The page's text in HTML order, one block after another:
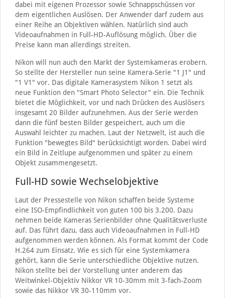
dabei mit eigenen Prozessor sowie Schnappschüssen vor
dem eigentlichen Auslösen. Der Anwender darf zudem aus
einer Reihe an Objektiven wählen. Natürlich sind auch
Videoaufnahmen in Full-HD-Auflösung möglich. Über die
Preise kann man allerdings streiten.
Nikon will nun auch den Markt der Systemkameras erobern.
So stellte der Hersteller nun seine Kamera-Serie "1 J1" und
"1 V1" vor. Das digitale Kamerasystem Nikon 1 setzt als
neue Funktion den "Smart Photo Selector" ein. Die Technik
bietet die Möglichkeit, vor und nach Drücken des Auslösers
insgesamt 20 Bilder aufzunehmen. Aus der Serie werden
dann die fünf besten Bilder gespeichert, auch um die
Auswahl leichter zu machen. Laut der Netzwelt, ist auch die
Funktion "bewegtes Bild" berücksichtigt worden. Dabei wird
ein Bild in Zeitlupe aufgenommen und später zu einem
Objekt zusammengesetzt.
Full-HD sowie Wechselobjektive
Laut der Pressestelle von Nikon schaffen beide Systeme
eine ISO-Empfindlichkeit von guten 100 bis 3.200. Dazu
nehmen beide Kameras Serienbilder ohne Qualitätsverluste
auf. Das führt dazu, dass auch Videoaufnahmen in Full-HD
aufgenommen werden können. Als Format kommt der Code
H.264 zum Einsatz. Wie es sich für eine Systemkamera
gehört, kann die Serie unterschiedliche Objektive nutzen.
Nikon stellte bei der Vorstellung unter anderem das
Weitwinkel-Objektiv Nikkor VR 10-30mm mit 3-fach-Zoom
sowie das Nikkor VR 30-110mm vor.